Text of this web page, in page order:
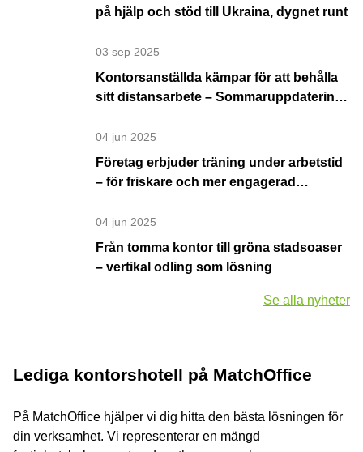
på hjälp och stöd till Ukraina, dygnet runt
03 sep 2025
Kontorsanställda kämpar för att behålla
sitt distansarbete – Sommaruppdatering
04 jun 2025
Företag erbjuder träning under arbetstid
– för friskare och mer engagerad
04 jun 2025
Från tomma kontor till gröna stadsoaser
– vertikal odling som lösning
Se alla nyheter
Lediga kontorshotell på MatchOffice
På MatchOffice hjälper vi dig hitta den bästa lösningen för
din verksamhet. Vi representerar en mängd